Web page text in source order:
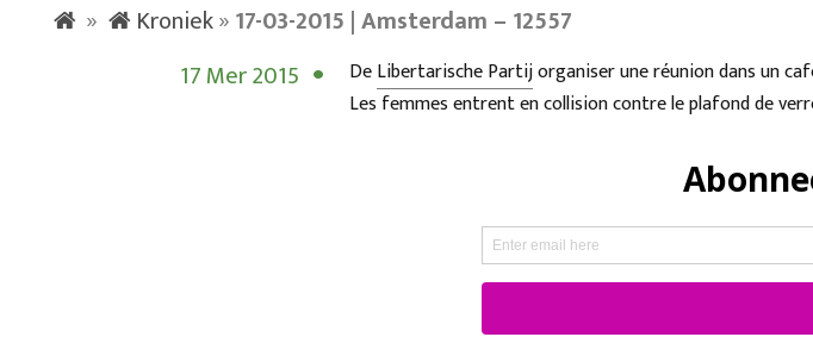
» Kroniek»17-03-2015 | Amsterdam – 12557
17 Mer 2015
DeLibertarische Partijorganiser une réunion dans un
Les femmes entrent en collision contre le plafond de